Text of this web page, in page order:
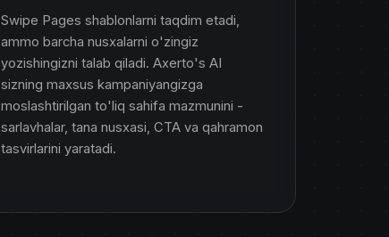
Swipe Pages shablonlarni taqdim etadi,
ammo barcha nusxalarni o'zingiz
yozishingizni talab qiladi. Axerto's AI
sizning maxsus kampaniyangizga
moslashtirilgan to'liq sahifa mazmunini -
sarlavhalar, tana nusxasi, CTA va qahramon
tasvirlarini yaratadi.